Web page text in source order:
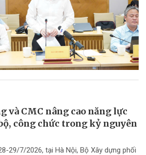
và CMC nâng cao năng lực
công chức trong kỷ nguyên
29/7/2026, tại Hà Nội, Bộ Xây dựng phối